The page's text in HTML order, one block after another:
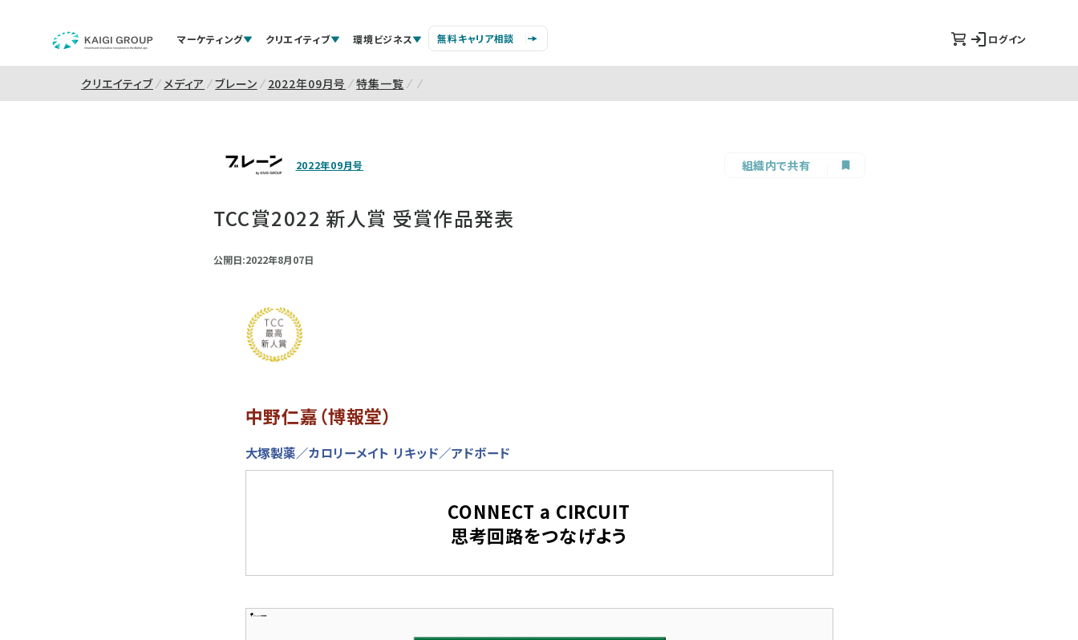
マーケティング クリエイティブ 環境ビジネス 無料キャリア相談 ログイン
クリエイティブ メディア ブレーン 2022年09月号 特集一覧
2022年09月号 組織内で共有
TCC賞2022 新人賞 受賞作品発表
公開日:2022年8月07日
中野仁嘉（博報堂）
大塚製薬／カロリーメイト リキッド／アドボード
CONNECT a CIRCUIT
思考回路をつなげよう